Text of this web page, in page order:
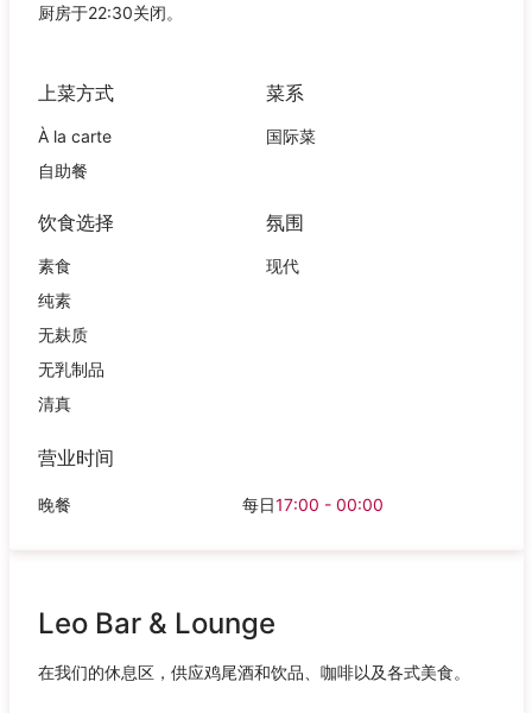
厨房于22:30关闭。
上菜方式
À la carte
自助餐
菜系
国际菜
饮食选择
素食
纯素
无麸质
无乳制品
清真
氛围
现代
营业时间
晚餐 每日17:00 - 00:00
Leo Bar & Lounge
在我们的休息区，供应鸡尾酒和饮品、咖啡以及各式美食。